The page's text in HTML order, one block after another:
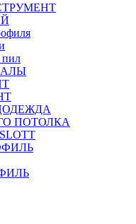
пил
ПОТОЛКА